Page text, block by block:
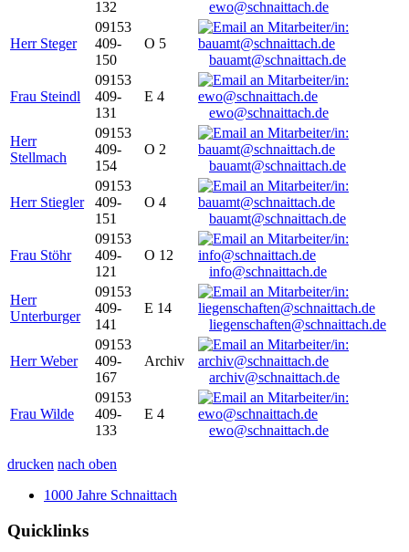
132
ewo@schnaittach.de
Herr Steger
09153
409-
150
O 5
bauamt@schnaittach.de
Frau Steindl
09153
409-
131
E 4
ewo@schnaittach.de
Herr
Stellmach
09153
409-
154
O 2
bauamt@schnaittach.de
Herr Stiegler
09153
409-
151
O 4
bauamt@schnaittach.de
Frau Stöhr
09153
409-
121
O 12
info@schnaittach.de
Herr
Unterburger
09153
409-
141
E 14
liegenschaften@schnaittach.de
Herr Weber
09153
409-
167
Archiv
archiv@schnaittach.de
Frau Wilde
09153
409-
133
E 4
ewo@schnaittach.de
drucken nach oben
1000 Jahre Schnaittach
Quicklinks